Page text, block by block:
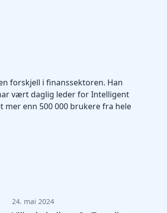
forskjell i finanssektoren. Han
vært daglig leder for Intelligent
mer enn 500 000 brukere fra hele
24. mai 2024